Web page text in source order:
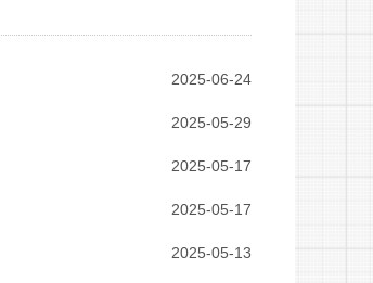
2025-06-24
2025-05-29
2025-05-17
2025-05-17
2025-05-13